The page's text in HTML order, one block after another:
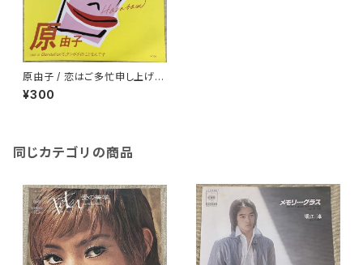
原由子 / 恋はご多忙申し上げま
す
¥300
同じカテゴリの商品